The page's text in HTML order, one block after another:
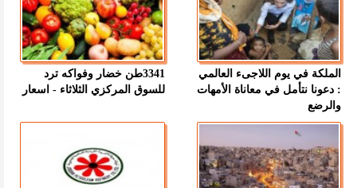
الملكة في يوم اللاجىء العالمي
: دعونا نتأمل في معاناة الأمهات
والرضع
3341طن خضار وفواكه ترد
للسوق المركزي الثلاثاء - اسعار